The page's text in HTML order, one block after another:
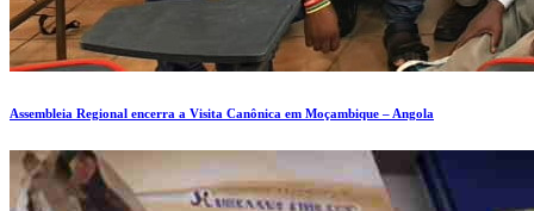
Assembleia Regional encerra a Visita Canônica em Moçambique – Angola